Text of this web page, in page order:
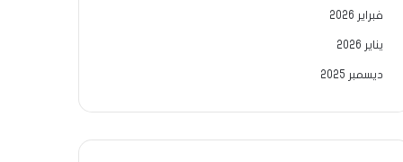
فبراير 2026
يناير 2026
ديسمبر 2025